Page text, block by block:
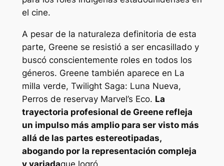
el cine.
A pesar de la naturaleza definitoria de esta
parte, Greene se resistió a ser encasillado y
buscó conscientemente roles en todos los
géneros. Greene también aparece en La
milla verde, Twilight Saga: Luna Nueva,
Perros de reservay Marvel’s Eco. La
trayectoria profesional de Greene refleja
un impulso más amplio para ser visto más
allá de las partes estereotipadas,
abogando por la representación compleja
y variadaque logró.